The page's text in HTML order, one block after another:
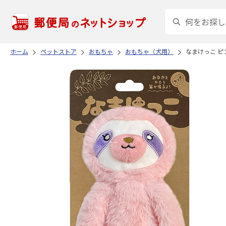
ホーム ペットストア おもちゃ おもちゃ（犬用） なまけっこ ピ